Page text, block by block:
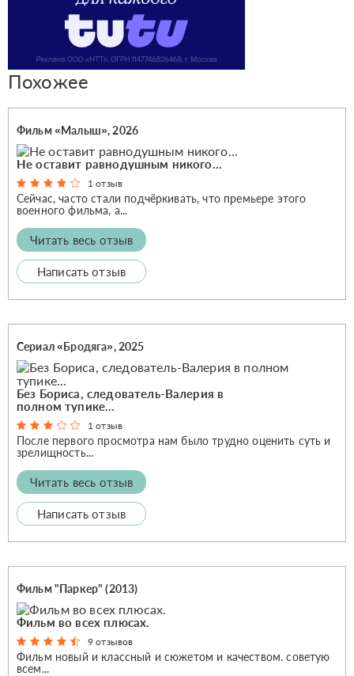
Похожее
Фильм «Малыш», 2026
Не оставит равнодушным никого...
1 отзыв
Сейчас, часто стали подчёркивать, что премьере этого
военного фильма, а...
Читать весь отзыв
Написать отзыв
Сериал «Бродяга», 2025
Без Бориса, следователь-Валерия в
полном тупике...
1 отзыв
После первого просмотра нам было трудно оценить суть и
зрелищность...
Читать весь отзыв
Написать отзыв
Фильм "Паркер" (2013)
Фильм во всех плюсах.
9 отзывов
Фильм новый и классный и сюжетом и качеством. советую
всем...